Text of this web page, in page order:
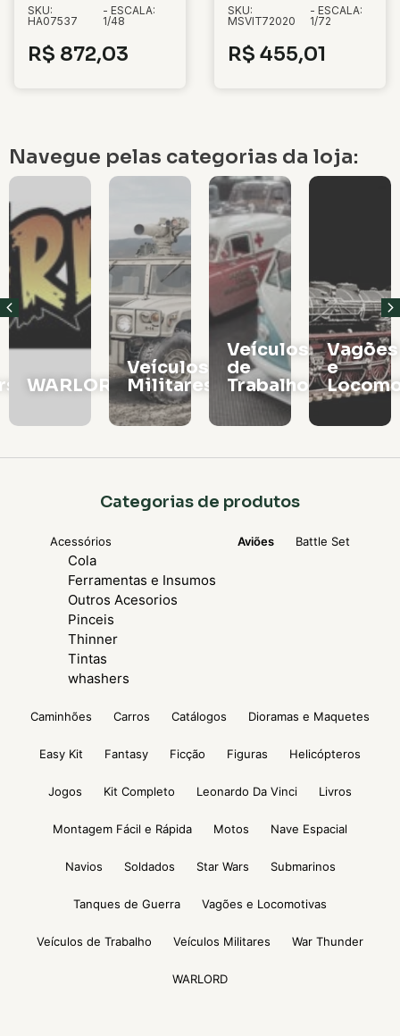
SKU:
HA07537
- ESCALA:
1/48
R$ 872,03
SKU:
MSVIT72020
- ESCALA:
1/72
R$ 455,01
Navegue pelas categorias da loja:
WARLORD
Veículos
Militares
Veículos
de
Trabalho
Vagões
e
Categorias de produtos
Acessórios
Cola
Ferramentas e Insumos
Outros Acesorios
Pinceis
Thinner
Tintas
whashers
Aviões Battle Set
Caminhões Carros Catálogos Dioramas e Maquetes
Easy Kit Fantasy Ficção Figuras Helicópteros
Jogos Kit Completo Leonardo Da Vinci Livros
Montagem Fácil e Rápida Motos Nave Espacial
Navios Soldados Star Wars Submarinos
Tanques de Guerra Vagões e Locomotivas
Veículos de Trabalho Veículos Militares War Thunder
WARLORD